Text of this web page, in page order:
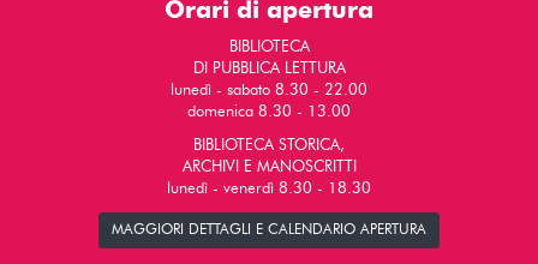
Orari di apertura
BIBLIOTECA
DI PUBBLICA LETTURA
lunedì - sabato 8.30 - 22.00
domenica 8.30 - 13.00
BIBLIOTECA STORICA,
ARCHIVI E MANOSCRITTI
lunedì - venerdì 8.30 - 18.30
MAGGIORI DETTAGLI E CALENDARIO APERTURA